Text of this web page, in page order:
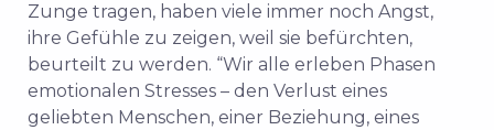
Zunge tragen, haben viele immer noch Angst,
ihre Gefühle zu zeigen, weil sie befürchten,
beurteilt zu werden. “Wir alle erleben Phasen
emotionalen Stresses – den Verlust eines
geliebten Menschen, einer Beziehung, eines